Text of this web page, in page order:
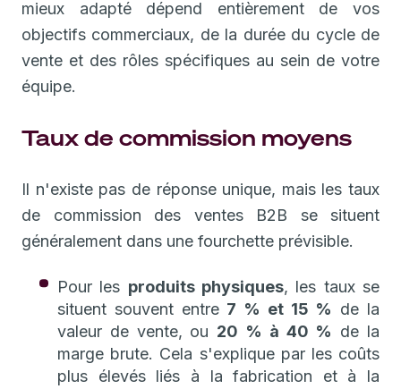
mieux adapté dépend entièrement de vos
objectifs commerciaux, de la durée du cycle de
vente et des rôles spécifiques au sein de votre
équipe.
Taux de commission moyens
Il n'existe pas de réponse unique, mais les taux
de commission des ventes B2B se situent
généralement dans une fourchette prévisible.
Pour les produits physiques, les taux se
situent souvent entre 7 % et 15 % de la
valeur de vente, ou 20 % à 40 % de la
marge brute. Cela s'explique par les coûts
plus élevés liés à la fabrication et à la